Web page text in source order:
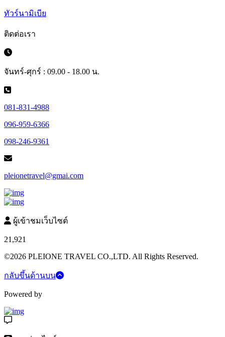
ทัวร์นามิเบีย
ติดต่อเรา
จันทร์-ศุกร์ : 09.00 - 18.00 น.
081-831-4988
096-959-6366
098-246-9361
pleionetravel@gmai.com
ผู้เข้าชมเว็บไซต์
21,921
©2026 PLEIONE TRAVEL CO.,LTD. All Rights Reserved.
กลับขึ้นด้านบน
Powered by